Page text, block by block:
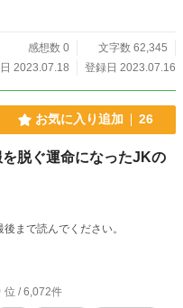
感想数 0
文字数 62,345
2023.07.18
登録日 2023.07.16
お気に入り追加 26
脱ぐ運命になったJKの
まで読んでください。
位 / 6,072件